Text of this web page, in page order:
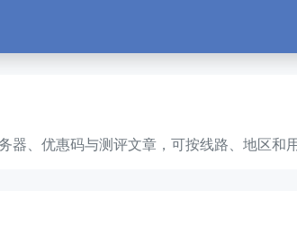
、优惠码与测评文章，可按线路、地区和